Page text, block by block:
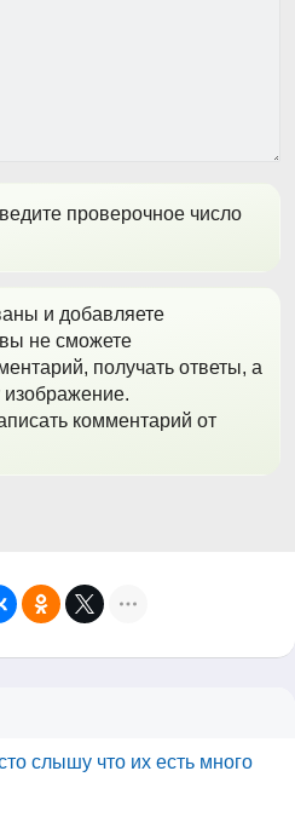
проверочное число
и добавляете
не сможете
получать ответы, а
изображение.
комментарий от
слышу что их есть много